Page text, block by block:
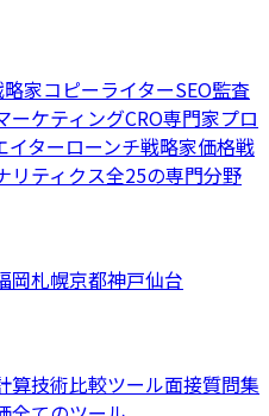
家コピーライターSEO監査
ーケティングCRO専門家プロ
イターローンチ戦略家価格戦
リティクス全25の専門分野
岡札幌京都神戸仙台
算技術比較ツール面接質問集